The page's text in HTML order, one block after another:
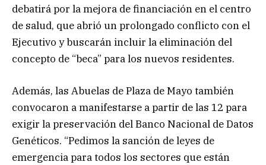
debatirá por la mejora de financiación en el centro
de salud, que abrió un prolongado conflicto con el
Ejecutivo y buscarán incluir la eliminación del
concepto de “beca” para los nuevos residentes.
Además, las Abuelas de Plaza de Mayo también
convocaron a manifestarse a partir de las 12 para
exigir la preservación del Banco Nacional de Datos
Genéticos. “Pedimos la sanción de leyes de
emergencia para todos los sectores que están